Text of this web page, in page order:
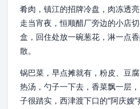
肴肉 ，镇江的招牌冷盘， 肉冻透
走当宵夜，恒顺醋厂旁边的小店
盒，回住处放一碗葱花，淋一点
散。
锅巴菜 ，早点摊就有，粉皮、 豆
热汤，勺子一下去，香菜飘一层
子很踏实，西津渡下口的“阿庆嫂